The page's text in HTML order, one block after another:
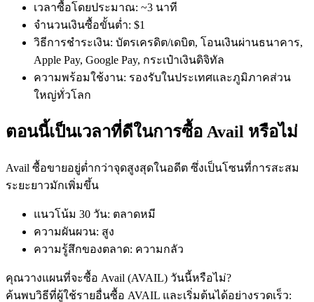
TradFi
อนุพันธ์ของหุ้น ฟอเร็กซ์ โลหะมีค่า และสินค้าโภคภัณฑ์
ฟิวเจอร์สที่ใช้ USDC เป็นหลักประกัน
เวลาซื้อโดยประมาณ: ~3 นาที
จำนวนเงินซื้อขั้นต่ำ: $1
วิธีการชำระเงิน: บัตรเครดิต/เดบิต, โอนเงินผ่านธนาคาร,
Apple Pay, Google Pay, กระเป๋าเงินดิจิทัล
ความพร้อมใช้งาน: รองรับในประเทศและภูมิภาคส่วน
ใหญ่ทั่วโลก
ตอนนี้เป็นเวลาที่ดีในการซื้อ Avail หรือไม่
Avail ซื้อขายอยู่ต่ำกว่าจุดสูงสุดในอดีต ซึ่งเป็นโซนที่การสะสม
ระยะยาวมักเพิ่มขึ้น
แนวโน้ม 30 วัน: ตลาดหมี
ความผันผวน: สูง
ความรู้สึกของตลาด: ความกลัว
คุณวางแผนที่จะซื้อ Avail (AVAIL) วันนี้หรือไม่?
ค้นพบวิธีที่ผู้ใช้รายอื่นซื้อ AVAIL และเริ่มต้นได้อย่างรวดเร็ว: